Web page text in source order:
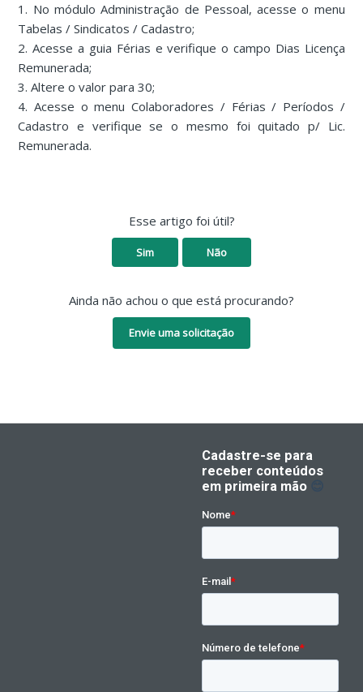
1. No módulo Administração de Pessoal, acesse o menu
Tabelas / Sindicatos / Cadastro;
2. Acesse a guia Férias e verifique o campo Dias Licença
Remunerada;
3. Altere o valor para 30;
4. Acesse o menu Colaboradores / Férias / Períodos /
Cadastro e verifique se o mesmo foi quitado p/ Lic.
Remunerada.
Esse artigo foi útil?
Sim Não
Ainda não achou o que está procurando?
Envie uma solicitação